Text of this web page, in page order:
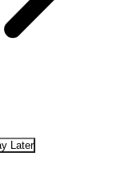
Later